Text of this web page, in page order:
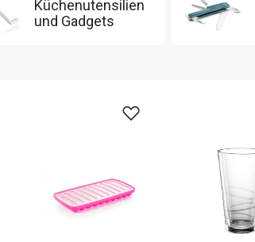
Küchenutensilien
und Gadgets